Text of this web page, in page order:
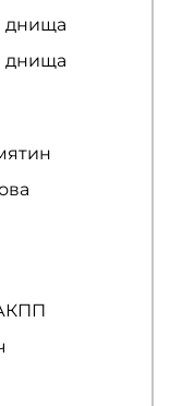
днища
днища